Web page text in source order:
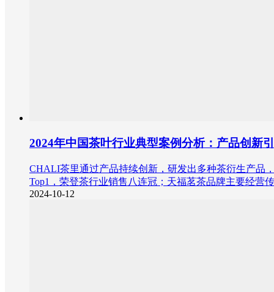
2024年中国茶叶行业典型案例分析：产品创新
CHALI茶里通过产品持续创新，研发出多种茶衍生产品
Top1，荣登茶行业销售八连冠；天福茗茶品牌主要经营
2024-10-12